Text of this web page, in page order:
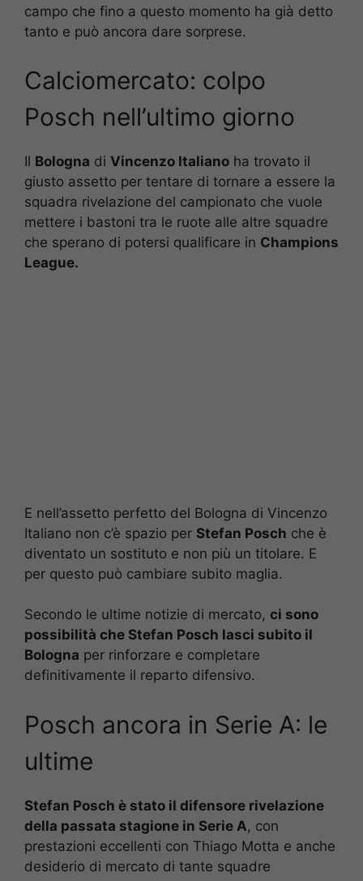
campo che fino a questo momento ha già detto
tanto e può ancora dare sorprese.
Calciomercato: colpo
Posch nell’ultimo giorno
Il Bologna di Vincenzo Italiano ha trovato il
giusto assetto per tentare di tornare a essere la
squadra rivelazione del campionato che vuole
mettere i bastoni tra le ruote alle altre squadre
che sperano di potersi qualificare in Champions
League.
E nell’assetto perfetto del Bologna di Vincenzo
Italiano non c’è spazio per Stefan Posch che è
diventato un sostituto e non più un titolare. E
per questo può cambiare subito maglia.
Secondo le ultime notizie di mercato, ci sono
possibilità che Stefan Posch lasci subito il
Bologna per rinforzare e completare
definitivamente il reparto difensivo.
Posch ancora in Serie A: le
ultime
Stefan Posch è stato il difensore rivelazione
della passata stagione in Serie A, con
prestazioni eccellenti con Thiago Motta e anche
desiderio di mercato di tante squadre